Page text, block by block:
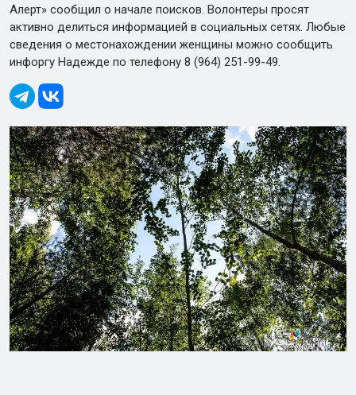
Алерт» сообщил о начале поисков. Волонтеры просят
активно делиться информацией в социальных сетях. Любые
сведения о местонахождении женщины можно сообщить
инфоргу Надежде по телефону 8 (964) 251-99-49.